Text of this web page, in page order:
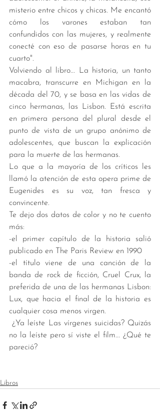
misterio entre chicos y chicas. Me encantó
cómo los varones estaban tan
confundidos con las mujeres, y realmente
conecté con eso de pasarse horas en tu
cuarto".
Volviendo al libro... La historia, un tanto
macabra, transcurre en Michigan en la
década del 70, y se basa en las vidas de
cinco hermanas, las Lisbon. Está escrita
en primera persona del plural desde el
punto de vista de un grupo anónimo de
adolescentes, que buscan la explicación
para la muerte de las hermanas.
Lo que a la mayoría de los críticos les
llamó la atención de esta opera prime de
Eugenides es su voz, tan fresca y
convincente.
Te dejo dos datos de color y no te cuento
más:
-el primer capítulo de la historia salió
publicado en The Paris Review en 1990
-el título viene de una canción de la
banda de rock de ficción, Cruel Crux, la
preferida de una de las hermanas Lisbon:
Lux, que hacia el final de la historia es
cualquier cosa menos virgen.
¿Ya leíste Las vírgenes suicidas? Quizás
no la leíste pero sí viste el film... ¿Qué te
pareció?
Libros